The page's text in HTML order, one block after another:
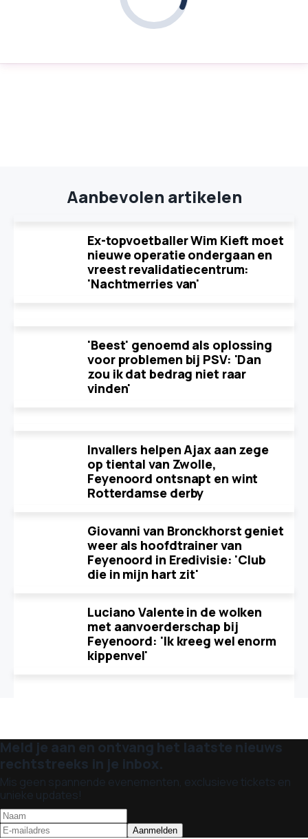
Aanbevolen artikelen
Ex-topvoetballer Wim Kieft moet
nieuwe operatie ondergaan en
vreest revalidatiecentrum:
'Nachtmerries van'
'Beest' genoemd als oplossing
voor problemen bij PSV: 'Dan
zou ik dat bedrag niet raar
vinden'
Invallers helpen Ajax aan zege
op tiental van Zwolle,
Feyenoord ontsnapt en wint
Rotterdamse derby
Giovanni van Bronckhorst geniet
weer als hoofdtrainer van
Feyenoord in Eredivisie: 'Club
die in mijn hart zit'
Luciano Valente in de wolken
met aanvoerderschap bij
Feyenoord: 'Ik kreeg wel enorm
kippenvel'
Meld je aan en ontvang het laatste nieuws
rechtstreeks in je inbox.
Mis geen spannende evenementen, exclusieve tickets en
unieke updates!